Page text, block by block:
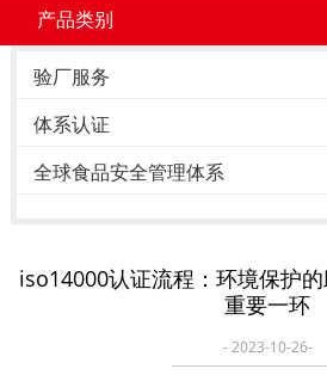
产品类别
验厂服务
体系认证
全球食品安全管理体系
iso14000认证流程：环境保护
重要一环
- 2023-10-26-